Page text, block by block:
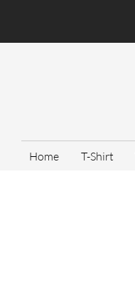
Home T-Shirt